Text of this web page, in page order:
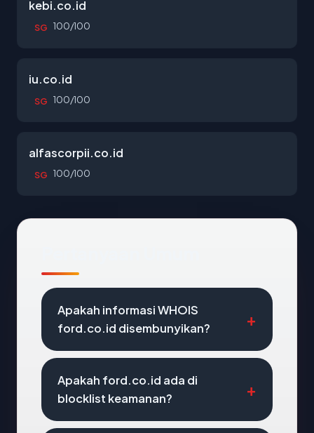
kebi.co.id
SG 100/100
iu.co.id
SG 100/100
alfascorpii.co.id
SG 100/100
Apakah informasi WHOIS
ford.co.id disembunyikan?
Apakah ford.co.id ada di
blocklist keamanan?